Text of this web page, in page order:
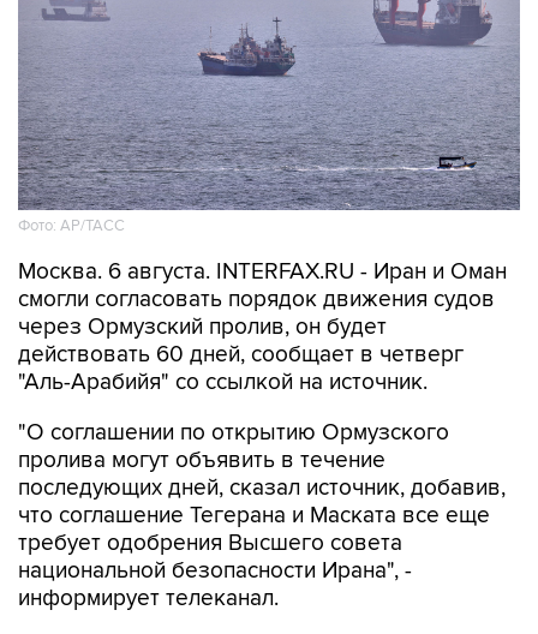
Фото: AP/ТАСС
Москва. 6 августа. INTERFAX.RU - Иран и Оман
смогли согласовать порядок движения судов
через Ормузский пролив, он будет
действовать 60 дней, сообщает в четверг
"Аль-Арабийя" со ссылкой на источник.
"О соглашении по открытию Ормузского
пролива могут объявить в течение
последующих дней, сказал источник, добавив,
что соглашение Тегерана и Маската все еще
требует одобрения Высшего совета
национальной безопасности Ирана", -
информирует телеканал.